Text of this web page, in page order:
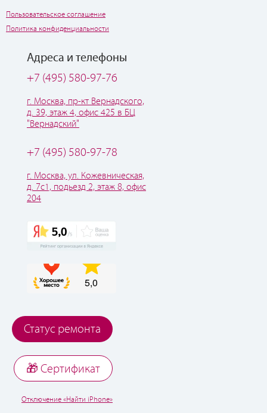
Пользовательское соглашение
Политика конфиденциальности
Адреса и телефоны
+7 (495) 580-97-76
г. Москва, пр-кт Вернадского,
д. 39, этаж 4, офис 425 в БЦ
"Вернадский"
+7 (495) 580-97-78
г. Москва, ул. Кожевническая,
д. 7с1, подьезд 2, этаж 8, офис
204
Статус ремонта
🎁 Cертификат
Отключение «Найти iPhone»